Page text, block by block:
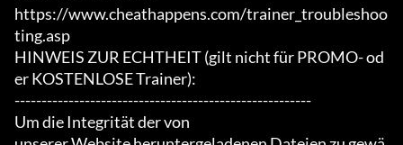
https://www.cheathappens.com/trainer_troubleshoo
ting.asp
HINWEIS ZUR ECHTHEIT (gilt nicht für PROMO- od
er KOSTENLOSE Trainer):
-------------------------------------------------------
Um die Integrität der von